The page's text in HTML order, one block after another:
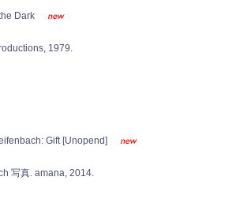
Dark
1979.
Gift [Unopend]
写真. amana, 2014.